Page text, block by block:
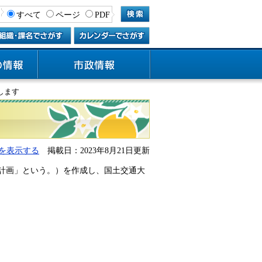
すべて ページ PDF
ます
表示する 掲載日：2023年8月21日更新
画」という。）を作成し、国土交通大